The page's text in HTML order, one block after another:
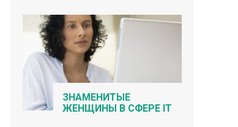
ЗНАМЕНИТЫЕ
ЖЕНЩИНЫ В СФЕРЕ IT